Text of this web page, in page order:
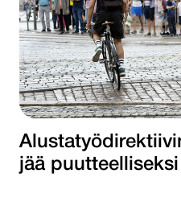
jää puutteelliseksi